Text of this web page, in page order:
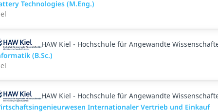
Technologies (M.Eng.)
HAW Kiel - Hochschule für Angewandte
(B.Sc.)
HAW Kiel - Hochschule für Angewandte
Internationaler Vertrieb und Einkauf